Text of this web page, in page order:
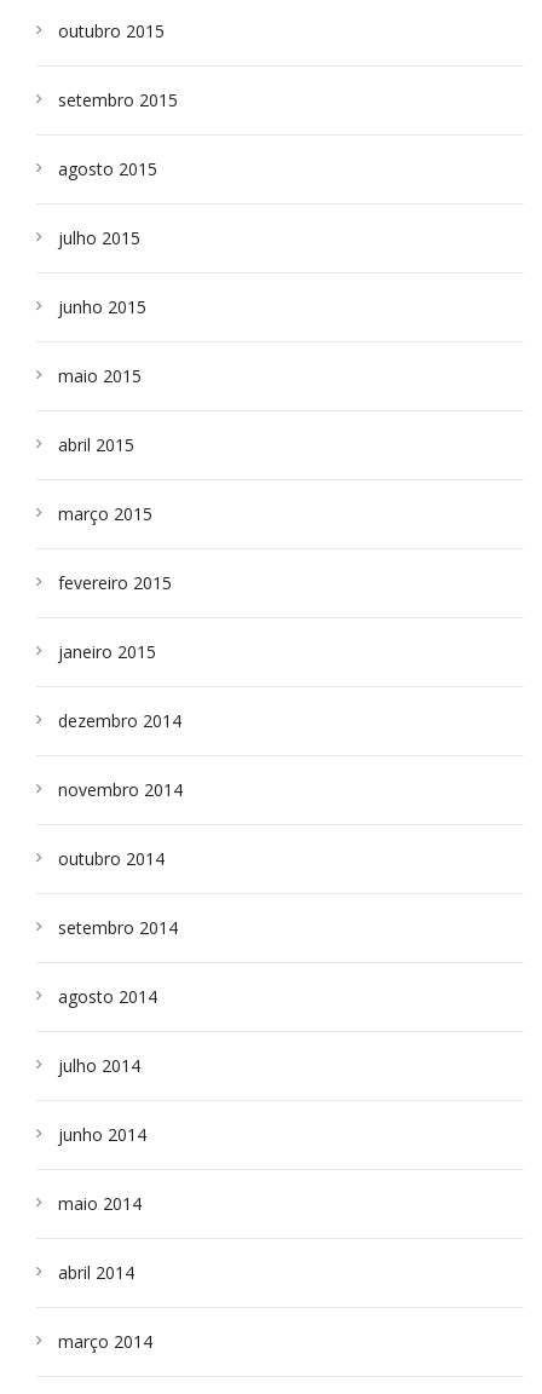
outubro 2015
setembro 2015
agosto 2015
julho 2015
junho 2015
maio 2015
abril 2015
março 2015
fevereiro 2015
janeiro 2015
dezembro 2014
novembro 2014
outubro 2014
setembro 2014
agosto 2014
julho 2014
junho 2014
maio 2014
abril 2014
março 2014